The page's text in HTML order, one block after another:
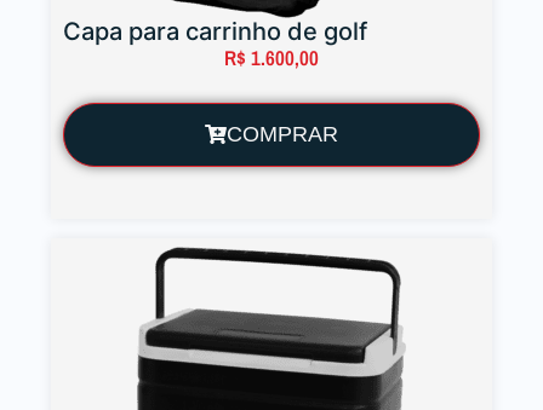
Capa para carrinho de golf
R$ 1.600,00
COMPRAR